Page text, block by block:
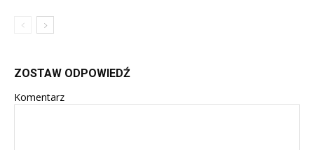
ZOSTAW ODPOWIEDŹ
Komentarz